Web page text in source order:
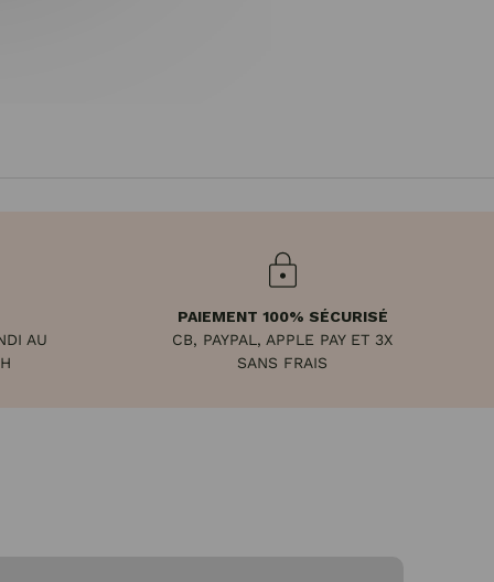
AU
PAIEMENT 100% SÉCURISÉ
CB, PAYPAL, APPLE PAY ET 3X
SANS FRAIS